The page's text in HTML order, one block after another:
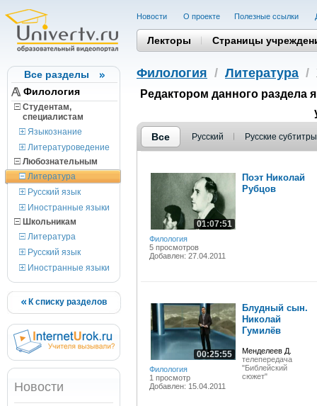
Все разделы
Филология
Студентам,
cпециалистам
Языкознание
Литературоведение
Любознательным
Литература
Русский язык
Иностранные языки
Школьникам
Литература
Русский язык
Иностранные языки
К списку разделов
Новости
Новости О проекте Полезные cсылки
Лекторы Страницы
Филология / Литература /
Редактором данного раздела
Все Русский Русские субтитры
01:07:51
Филология
5 просмотров
Добавлен: 27.04.2011
Поэт Николай
Рубцов
00:25:55
Филология
1 просмотр
Добавлен: 15.04.2011
Блудный сын.
Николай
Гумилёв
Менделеев Д.
телепередача
"Библейский
сюжет"